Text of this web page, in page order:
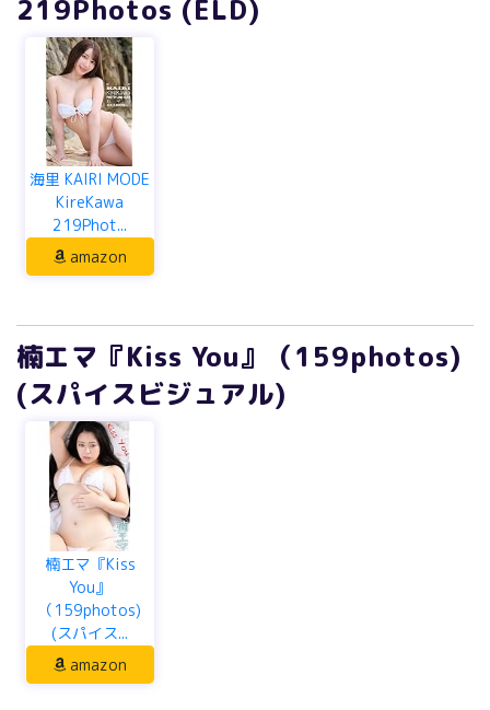
219Photos (ELD)
海里 KAIRI MODE
KireKawa
219Phot...
amazon
楠エマ『Kiss You』（159photos)
(スパイスビジュアル)
楠エマ『Kiss
You』
（159photos)
(スパイス...
amazon